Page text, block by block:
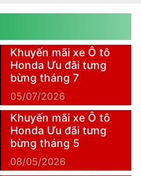
Khuyến mãi xe Ô tô
Honda Ưu đãi tưng
bừng tháng 7
05/07/2026
Khuyến mãi xe Ô tô
Honda Ưu đãi tưng
bừng tháng 5
08/05/2026